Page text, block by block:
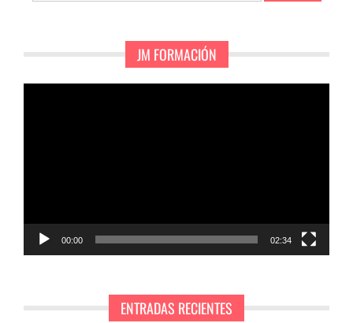
JM FORMACIÓN
00:00 02:34
ENTRADAS RECIENTES